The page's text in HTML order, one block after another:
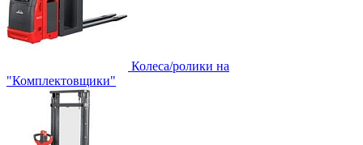
Колеса/ролики на
"Комплектовщики"